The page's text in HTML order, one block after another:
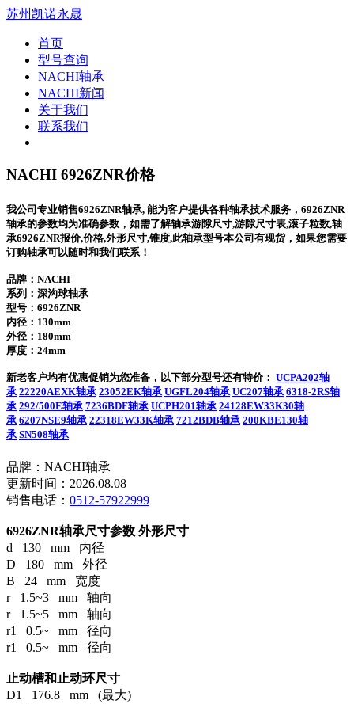
苏州凯诺永晟
首页
型号查询
NACHI轴承
NACHI新闻
关于我们
联系我们
NACHI 6926ZNR价格
我公司专业销售6926ZNR轴承, 能为客户提供各种轴承技术服务，6926ZNR
轴承的参数均为准确参数，如需了解轴承游隙尺寸,游隙尺寸表,滚子粒数,轴
承6926ZNR报价,价格,外形尺寸,锥度,此轴承型号本公司有现货，如果您需要
订购轴承可以随时和我们联系！
品牌：NACHI
系列：深沟球轴承
型号： 6926ZNR
内径：130mm
外径：180mm
厚度：24mm
新老客户均有优惠促销为您准备，以下部分型号还有特价： UCPA202轴
承 22220AEXK轴承 23052EK轴承 UGFL204轴承 UC207轴承 6318-2RS轴
承 292/500E轴承 7236BDF轴承 UCPH201轴承 24128EW33K30轴
承 6207NSE9轴承 22318EW33K轴承 7212BDB轴承 200KBE130轴
承 SN508轴承
品牌：NACHI轴承
更新时间：2026.08.08
销售电话： 0512-57922999
6926ZNR轴承尺寸参数 外形尺寸
d 130 mm 内径
D 180 mm 外径
B 24 mm 宽度
r 1.5~3 mm 轴向
r 1.5~5 mm 轴向
r1 0.5~ mm 径向
r1 0.5~ mm 径向
止动槽和止动环尺寸
D1 176.8 mm (最大)